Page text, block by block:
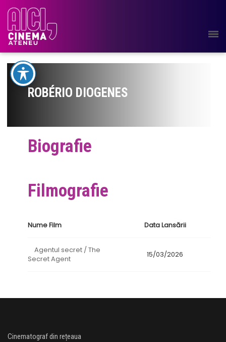
ROBÉRIO DIOGENES
Biografie
Filmografie
Nume Film Data Lansării
Agentul secret / The
Secret Agent
15/03/2026
Cinematograf din rețeaua